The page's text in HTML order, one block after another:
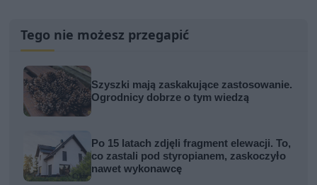
Tego nie możesz przegapić
Szyszki mają zaskakujące zastosowanie.
Ogrodnicy dobrze o tym wiedzą
Po 15 latach zdjęli fragment elewacji. To,
co zastali pod styropianem, zaskoczyło
nawet wykonawcę